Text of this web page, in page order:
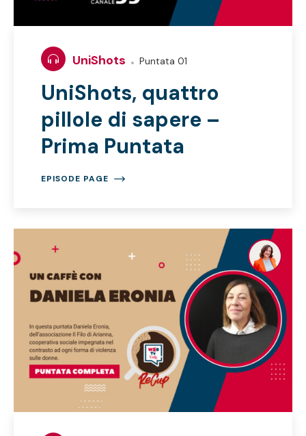
UniShots Puntata 01
UniShots, quattro
pillole di sapere –
Prima Puntata
EPISODE PAGE